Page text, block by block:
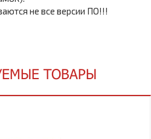
не все версии ПО!!!
ТОВАРЫ